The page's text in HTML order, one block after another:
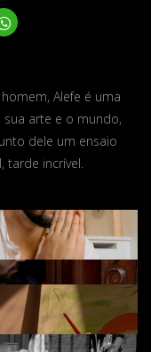
Alefe é uma
arte e o mundo,
dele um ensaio
tarde incrível.